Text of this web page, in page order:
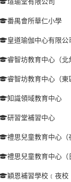
番禺會所華仁小學
皇道瑜伽中心有限公
睿智坊教育中心（北
睿智坊教育中心（東
知識領域教育中心
研習堂補習中心
禮思兒童教育中心（
禮思兒童教育中心（
穎恩補習學校﹝夜校